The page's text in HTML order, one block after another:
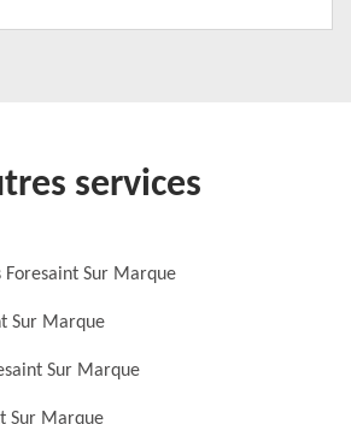
services
Sur Marque
Sur Marque
Sur Marque
Sur Marque